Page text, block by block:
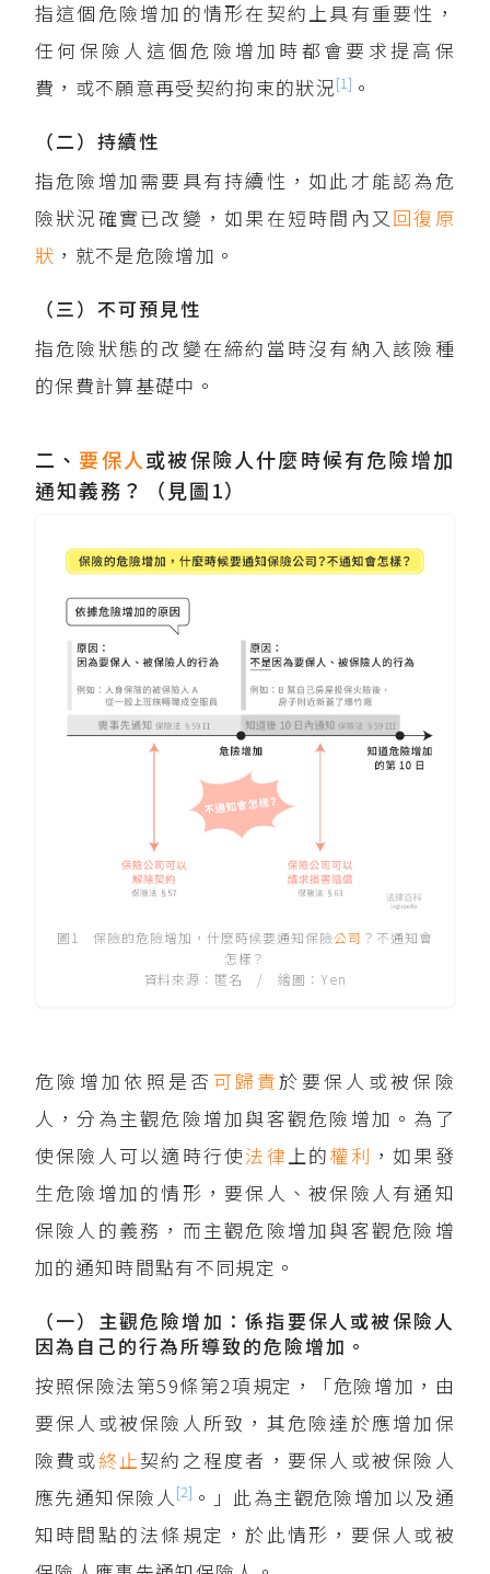
指這個危險增加的情形在契約上具有重要性，
任何保險人這個危險增加時都會要求提高保
費，或不願意再受契約拘束的狀況[1] 。
（二）持續性
指危險增加需要具有持續性，如此才能認為危
險狀況確實已改變，如果在短時間內又 回復原
狀 ，就不是危險增加。
（三）不可預見性
指危險狀態的改變在締約當時沒有納入該險種
的保費計算基礎中。
二、 要保人或被保險人什麼時候有危險增加
通知義務？（見圖1）
圖1 保險的危險增加，什麼時候要通知保險公司 ？不通知會
怎樣？
資料來源：匿名 / 繪圖：Yen
危險增加依照是否 可歸責於要保人或被保險
人，分為主觀危險增加與客觀危險增加。為了
使保險人可以適時行使法律 上的權利 ，如果發
生危險增加的情形，要保人、被保險人有通知
保險人的義務，而主觀危險增加與客觀危險增
加的通知時間點有不同規定。
（一）主觀危險增加：係指要保人或被保險人
因為自己的行為所導致的危險增加。
按照保險法第59條第2項規定，「危險增加，由
要保人或被保險人所致，其危險達於應增加保
險費或終止契約之程度者，要保人或被保險人
應先通知保險人 [2] 。」此為主觀危險增加以及通
知時間點的法條規定，於此情形，要保人或被